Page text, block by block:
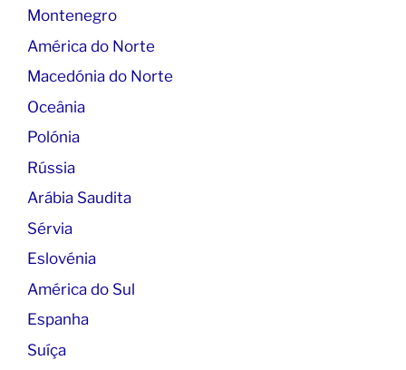
Montenegro
América do Norte
Macedónia do Norte
Oceânia
Polónia
Rússia
Arábia Saudita
Sérvia
Eslovénia
América do Sul
Espanha
Suíça